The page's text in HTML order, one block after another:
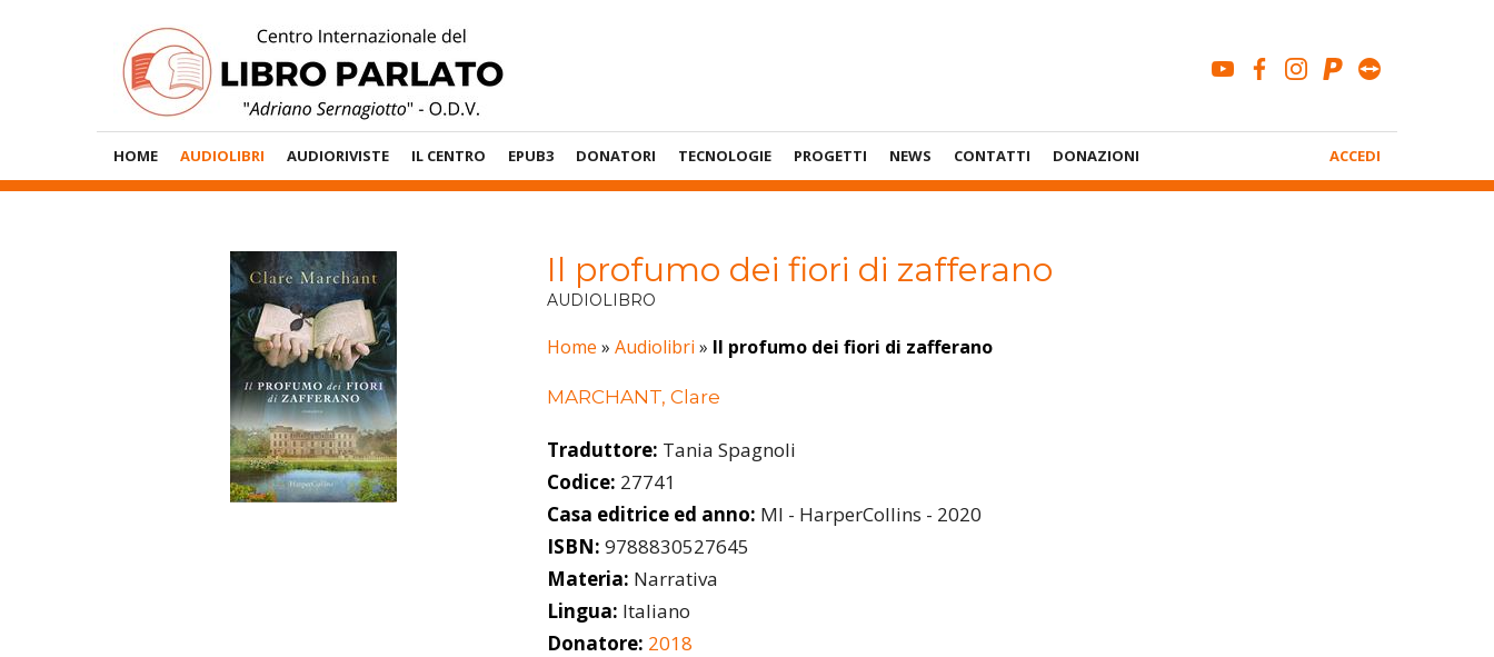
youtubefacebook
instagram
paypal
Menù
Principale
HOME AUDIOLIBRI AUDIORIVISTE IL CENTRO EPUB3 DONATORI TECNOLOGIE PROGETTI NEWS CONTATTI DONAZIONI
Account
ACCEDI
Il profumo dei fiori di zafferano
AUDIOLIBRO
Home » Audiolibri » Il profumo dei fiori di zafferano
MARCHANT, Clare
Traduttore: Tania Spagnoli
Codice: 27741
Casa editrice ed anno: MI - HarperCollins - 2020
ISBN: 9788830527645
Materia: Narrativa
Lingua: Italiano
Donatore: 2018